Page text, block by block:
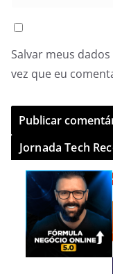
Salvar meus
vez que eu
Jornada Tech